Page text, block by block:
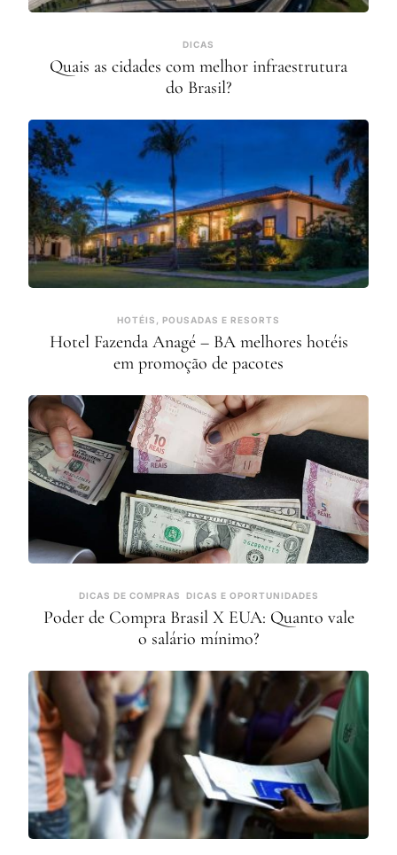
DICAS
Quais as cidades com melhor infraestrutura
do Brasil?
HOTÉIS, POUSADAS E RESORTS
Hotel Fazenda Anagé – BA melhores hotéis
em promoção de pacotes
DICAS DE COMPRAS DICAS E OPORTUNIDADES
Poder de Compra Brasil X EUA: Quanto vale
o salário mínimo?